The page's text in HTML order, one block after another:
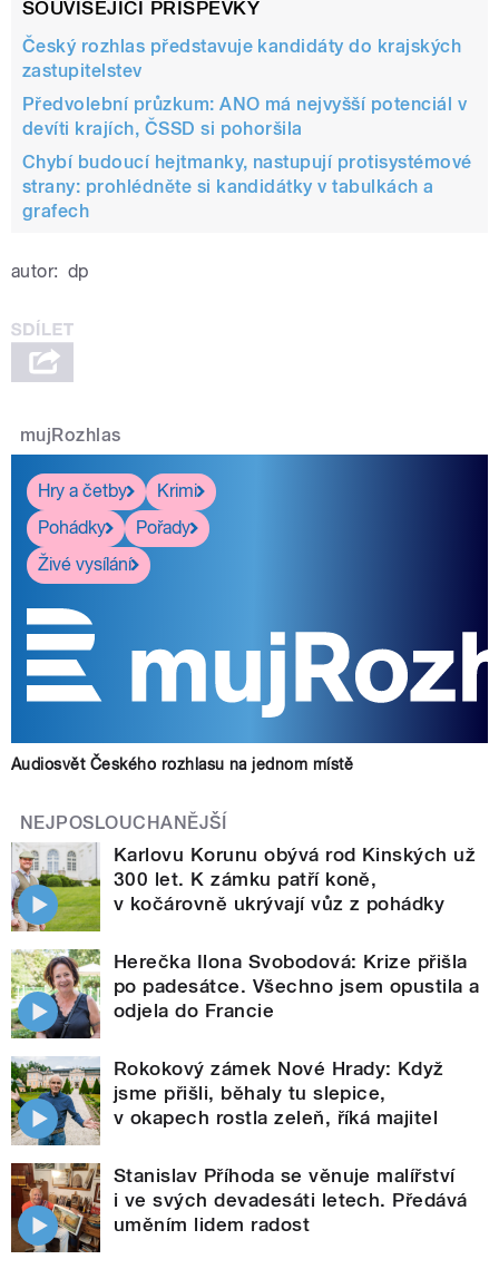
SOUVISEJÍCÍ PŘÍSPĚVKY
Český rozhlas představuje kandidáty do krajských
zastupitelstev
Předvolební průzkum: ANO má nejvyšší potenciál v
devíti krajích, ČSSD si pohoršila
Chybí budoucí hejtmanky, nastupují protisystémové
strany: prohlédněte si kandidátky v tabulkách a
grafech
autor: dp
mujRozhlas
Hry a četby
Krimi
Pohádky
Pořady
Živé vysílání
Audiosvět Českého rozhlasu na jednom místě
NEJPOSLOUCHANĚJŠÍ
Karlovu Korunu obývá rod Kinských už
300 let. K zámku patří koně,
v kočárovně ukrývají vůz z pohádky
Herečka Ilona Svobodová: Krize přišla
po padesátce. Všechno jsem opustila a
odjela do Francie
Rokokový zámek Nové Hrady: Když
jsme přišli, běhaly tu slepice,
v okapech rostla zeleň, říká majitel
Stanislav Příhoda se věnuje malířství
i ve svých devadesáti letech. Předává
uměním lidem radost